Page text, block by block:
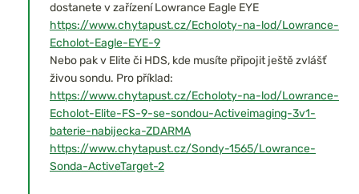
dostanete v zařízení Lowrance Eagle EYE
https://www.chytapust.cz/Echoloty-na-lod/Lowrance-
Echolot-Eagle-EYE-9
Nebo pak v Elite či HDS, kde musíte připojit ještě zvlášť
živou sondu. Pro příklad:
https://www.chytapust.cz/Echoloty-na-lod/Lowrance-
Echolot-Elite-FS-9-se-sondou-Activeimaging-3v1-
baterie-nabijecka-ZDARMA
https://www.chytapust.cz/Sondy-1565/Lowrance-
Sonda-ActiveTarget-2